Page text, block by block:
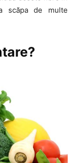
scăpa de multe